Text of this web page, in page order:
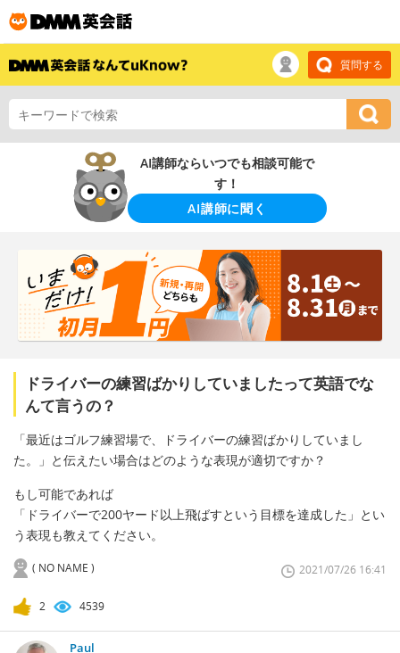
質問する
AI講師ならいつでも相談可能で
す！
AI講師に聞く
ドライバーの練習ばかりしていましたって英語でな
んて言うの？
「最近はゴルフ練習場で、ドライバーの練習ばかりしていまし
た。」と伝えたい場合はどのような表現が適切ですか？
もし可能であれば
「ドライバーで200ヤード以上飛ばすという目標を達成した」とい
う表現も教えてください。
( NO NAME ) 2021/07/26 16:41
2 4539
Paul